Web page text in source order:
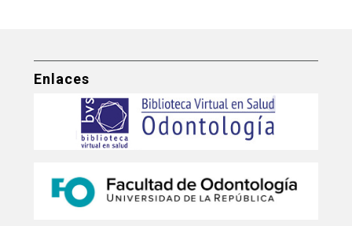
Enlaces